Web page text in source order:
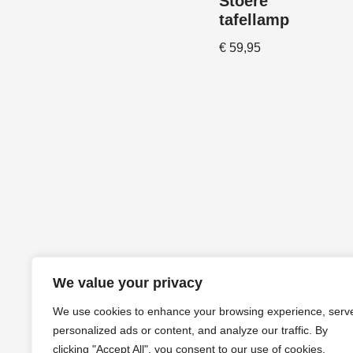
We value your privacy
We use cookies to enhance your browsing experience,
personalized ads or content, and analyze our traffic. By
clicking "Accept All", you consent to our use of cookies.
tafellamp
€59,95